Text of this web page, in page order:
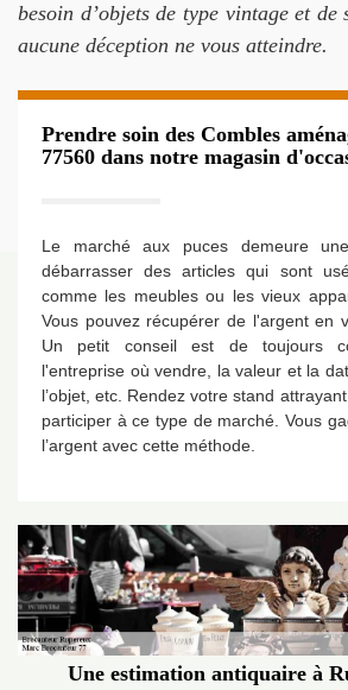
besoin d’objets de type vintage et de
aucune déception ne vous atteindre.
Prendre soin des Combles
77560 dans notre magasin
Le marché aux puces demeure
débarrasser des articles qui sont
comme les meubles ou les vieux
Vous pouvez récupérer de l'argent en
Un petit conseil est de toujours
l'entreprise où vendre, la valeur et la
l’objet, etc. Rendez votre stand
participer à ce type de marché. Vous
l’argent avec cette méthode.
Une estimation antiquaire à